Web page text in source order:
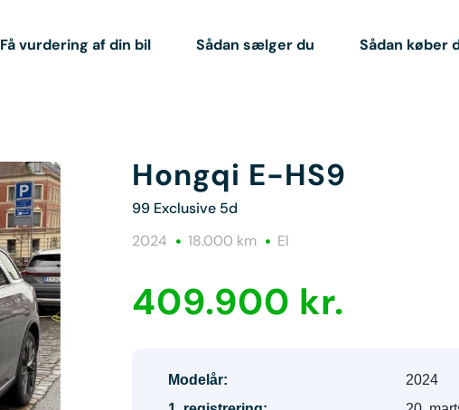
Få vurdering af din bil Sådan sælger du Sådan køber
Hongqi E-HS9
99 Exclusive 5d
2024
18.000 km El
409.900 kr.
Modelår:
2024